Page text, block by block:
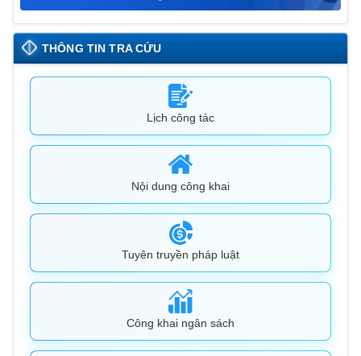
THÔNG TIN TRA CỨU
Lịch công tác
Nội dung công khai
Tuyên truyền pháp luật
Công khai ngân sách